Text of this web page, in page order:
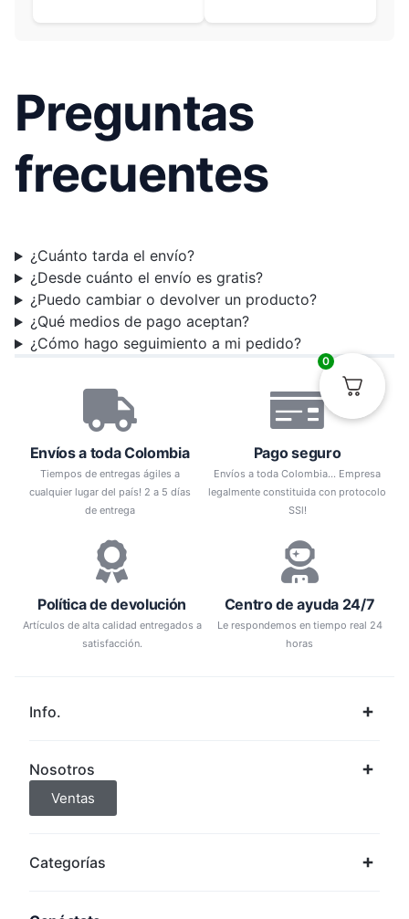
Preguntas
frecuentes
¿Cuánto tarda el envío?
¿Desde cuánto el envío es gratis?
¿Puedo cambiar o devolver un producto?
¿Qué medios de pago aceptan?
¿Cómo hago seguimiento a mi pedido?
Envíos a toda Colombia
Tiempos de entregas ágiles a
cualquier lugar del país! 2 a 5 días
de entrega
Pago seguro
Envíos a toda Colombia... Empresa
legalmente constituida con protocolo
SSl!
Política de devolución
Artículos de alta calidad entregados a
satisfacción.
Centro de ayuda 24/7
Le respondemos en tiempo real 24
horas
Info.
Nosotros
Ventas
Categorías
0